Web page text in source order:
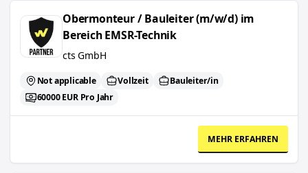
Sprache
Obermonteur / Bauleiter (m/w/d) im Bereich EMSR-Technik
Obermonteur / Bauleiter (m/w/d) im
Bereich EMSR-Technik
cts GmbH
Not applicable Vollzeit
Bauleiter/in
60000 EUR Pro Jahr
MEHR ERFAHREN